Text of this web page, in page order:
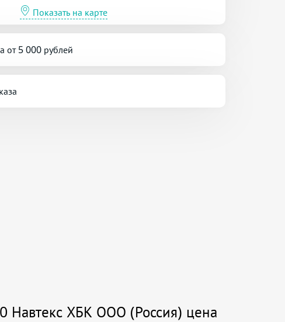
Показать на карте
от 5 000 рублей
Навтекс ХБК ООО (Россия) цена